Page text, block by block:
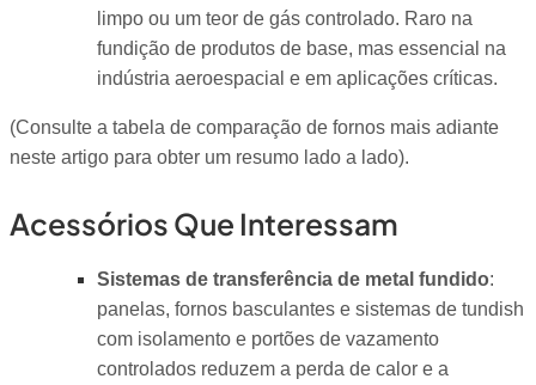
limpo ou um teor de gás controlado. Raro na
fundição de produtos de base, mas essencial na
indústria aeroespacial e em aplicações críticas.
(Consulte a tabela de comparação de fornos mais adiante
neste artigo para obter um resumo lado a lado).
Acessórios Que Interessam
Sistemas de transferência de metal fundido:
panelas, fornos basculantes e sistemas de tundish
com isolamento e portões de vazamento
controlados reduzem a perda de calor e a